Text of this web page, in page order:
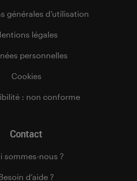
générales d’utilisation
légales
personnelles
Cookies
: non conforme
Contact
sommes-nous ?
d’aide ?